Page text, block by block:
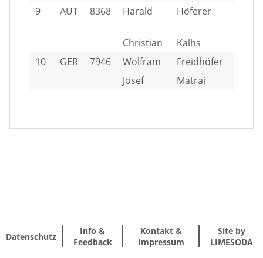
9 AUT 8368 Harald Höferer
Christian
Kalhs
10
GER 7946 Wolfram Freidhöfer
Josef
Matrai
Datenschutz
Info &
Feedback
Kontakt &
Impressum
Site by
LIMESODA